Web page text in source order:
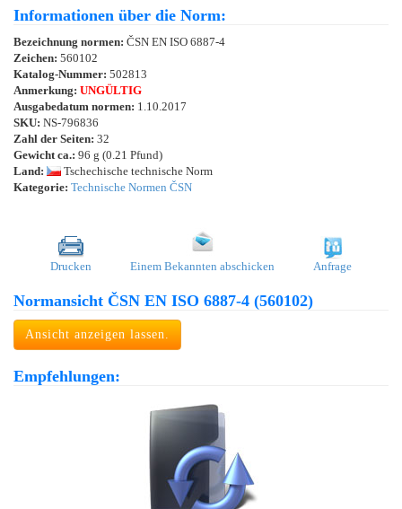
Informationen über die Norm:
Bezeichnung normen: ČSN EN ISO 6887-4
Zeichen: 560102
Katalog-Nummer: 502813
Anmerkung: UNGÜLTIG
Ausgabedatum normen: 1.10.2017
SKU: NS-796836
Zahl der Seiten: 32
Gewicht ca.: 96 g (0.21 Pfund)
Land:
Tschechische technische Norm
Kategorie: Technische Normen ČSN
Drucken Einem Bekannten abschicken Anfrage
Normansicht ČSN EN ISO 6887-4 (560102)
Ansicht anzeigen lassen.
Empfehlungen: